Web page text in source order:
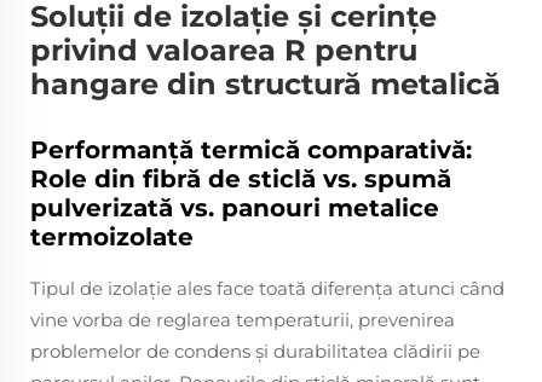
Soluții de izolație și cerințe
privind valoarea R pentru
hangare din structură metalică
Performanță termică comparativă:
Role din fibră de sticlă vs. spumă
pulverizată vs. panouri metalice
termoizolate
Tipul de izolație ales face toată diferența atunci când
vine vorba de reglarea temperaturii, prevenirea
problemelor de condens și durabilitatea clădirii pe